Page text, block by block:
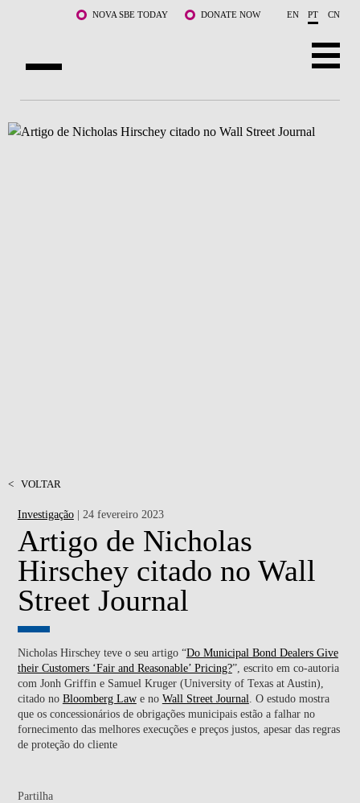
Saltar para o conteúdo principalNOVA SBE TODAY DONATE NOW EN PT CN
< VOLTAR
Investigação| 24 fevereiro 2023
Artigo de Nicholas
Hirschey citado no Wall
Street Journal
Nicholas Hirschey teve o seu artigo “Do Municipal Bond Dealers Give
their Customers ‘Fair and Reasonable’ Pricing?”, escrito em co-autoria
com Jonh Griffin e Samuel Kruger (University of Texas at Austin),
citado no Bloomberg Lawe no Wall Street Journal . O estudo mostra
que os concessionários de obrigações municipais estão a falhar no
fornecimento das melhores execuções e preços justos, apesar das regras
de proteção do cliente
Partilha